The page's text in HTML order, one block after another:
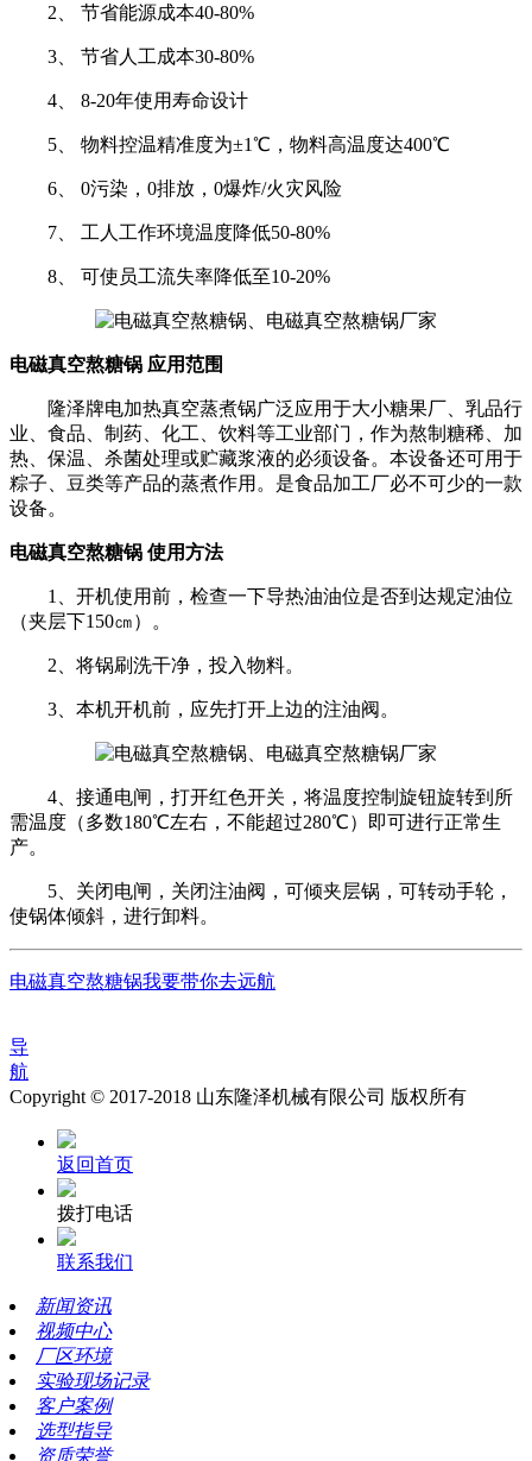
2、 节省能源成本40-80%
3、 节省人工成本30-80%
4、 8-20年使用寿命设计
5、 物料控温精准度为±1℃，物料高温度达400℃
6、 0污染，0排放，0爆炸/火灾风险
7、 工人工作环境温度降低50-80%
8、 可使员工流失率降低至10-20%
电磁真空熬糖锅 应用范围
隆泽牌电加热真空蒸煮锅广泛应用于大小糖果厂、乳品行
业、食品、制药、化工、饮料等工业部门，作为熬制糖稀、加
热、保温、杀菌处理或贮藏浆液的必须设备。本设备还可用于
粽子、豆类等产品的蒸煮作用。是食品加工厂必不可少的一款
设备。
电磁真空熬糖锅 使用方法
1、开机使用前，检查一下导热油油位是否到达规定油位
（夹层下150㎝）。
2、将锅刷洗干净，投入物料。
3、本机开机前，应先打开上边的注油阀。
4、接通电闸，打开红色开关，将温度控制旋钮旋转到所
需温度（多数180℃左右，不能超过280℃）即可进行正常生
产。
5、关闭电闸，关闭注油阀，可倾夹层锅，可转动手轮，
使锅体倾斜，进行卸料。
电磁真空熬糖锅我要带你去远航
导
航
Copyright © 2017-2018 山东隆泽机械有限公司 版权所有
返回首页
拨打电话
联系我们
新闻资讯
视频中心
厂区环境
实验现场记录
客户案例
选型指导
资质荣誉